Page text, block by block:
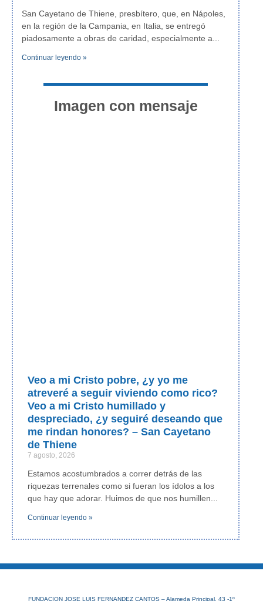
San Cayetano de Thiene, presbítero, que, en Nápoles,
en la región de la Campania, en Italia, se entregó
piadosamente a obras de caridad, especialmente a
Continuar leyendo »
Imagen con mensaje
Veo a mi Cristo pobre, ¿y yo me
atreveré a seguir viviendo como rico?
Veo a mi Cristo humillado y
despreciado, ¿y seguiré deseando que
me rindan honores? – San Cayetano
de Thiene
7 agosto, 2026
Estamos acostumbrados a correr detrás de las
riquezas terrenales como si fueran los ídolos a los
que hay que adorar. Huimos de que nos humillen
Continuar leyendo »
FUNDACION JOSE LUIS FERNANDEZ CANTOS – Alameda Principal, 43 -1º